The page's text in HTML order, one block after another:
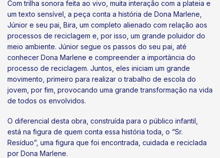
Com trilha sonora feita ao vivo, muita interação com a plateia e
um texto sensível, a peça conta a história de Dona Marlene,
Júnior e seu pai, Bira, um completo alienado com relação aos
processos de reciclagem e, por isso, um grande poluidor do
meio ambiente. Júnior segue os passos do seu pai, até
conhecer Dona Marlene e compreender a importância do
processo de reciclagem. Juntos, eles iniciam um grande
movimento, primeiro para realizar o trabalho de escola do
jovem, por fim, provocando uma grande transformação na vida
de todos os envolvidos.
O diferencial desta obra, construída para o público infantil,
está na figura de quem conta essa história toda, o “Sr.
Resíduo”, uma figura que foi encontrada, cuidada e reciclada
por Dona Marlene.